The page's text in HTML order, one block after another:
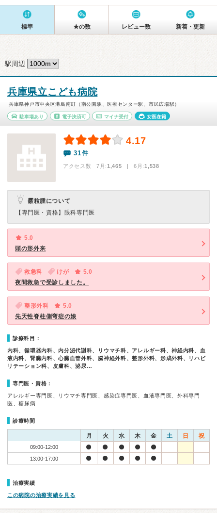
標準 ★の数 レビュー数 新着・更新
駅周辺
兵庫県立こども病院
兵庫県神戸市中央区港島南町（南公園駅、医療センター駅、市民広場駅）
駐車場あり 電子決済可 マイナ受付 女医在籍
4.17
31件
アクセス数 7月:1,465 | 6月:1,538
霰粒腫について
【専門医・資格】 眼科専門医
5.0
頭の形外来
救急科 けが
5.0
夜間救急で受診しました。
整形外科
5.0
先天性脊柱側弯症の娘
診療科目：
内科、循環器内科、内分泌代謝科、リウマチ科、アレルギー科、神経内科、血
液内科、腎臓内科、心臓血管外科、脳神経外科、整形外科、形成外科、リハビ
リテーション科、皮膚科、泌尿…
専門医・資格：
アレルギー専門医、リウマチ専門医、感染症専門医、血液専門医、外科専門
医、糖尿病…
診療時間
月 火 水 木 金 土 日 祝
09:00-12:00
13:00-17:00
治療実績
この病院の治療実績を見る